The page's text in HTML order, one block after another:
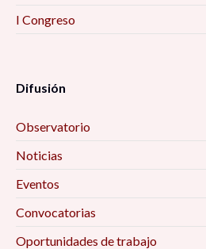
I Congreso
Difusión
Observatorio
Noticias
Eventos
Convocatorias
Oportunidades de trabajo